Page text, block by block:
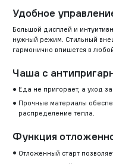
Удобное
Большой дисплей и
нужный режим. Стильный
гармонично впишется в
Чаша с
Еда не пригорает, а уход
Прочные материалы
распределение тепла.
Функция
Отложенный старт